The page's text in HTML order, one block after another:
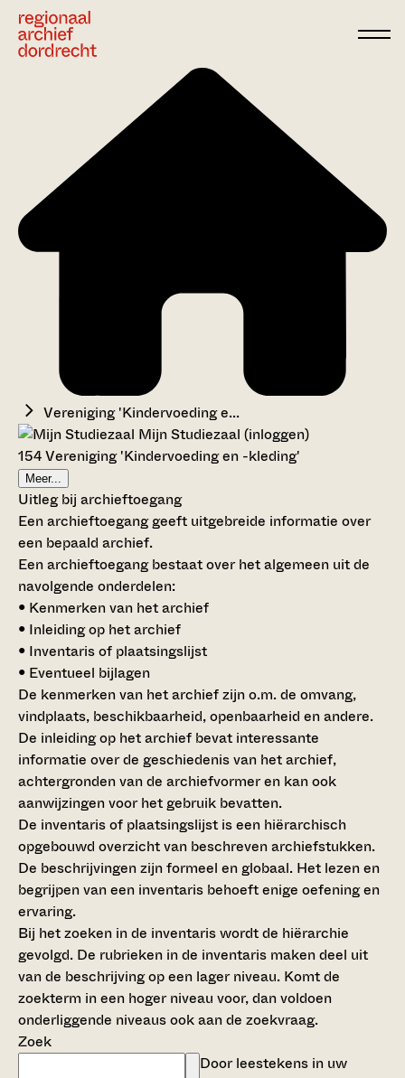
Vereniging 'Kindervoeding e...
Mijn Studiezaal (inloggen)
154 Vereniging 'Kindervoeding en -kleding'
Meer...
Uitleg bij archieftoegang
Een archieftoegang geeft uitgebreide informatie over
een bepaald archief.
Een archieftoegang bestaat over het algemeen uit de
navolgende onderdelen:
• Kenmerken van het archief
• Inleiding op het archief
• Inventaris of plaatsingslijst
• Eventueel bijlagen
De kenmerken van het archief zijn o.m. de omvang,
vindplaats, beschikbaarheid, openbaarheid en andere.
De inleiding op het archief bevat interessante
informatie over de geschiedenis van het archief,
achtergronden van de archiefvormer en kan ook
aanwijzingen voor het gebruik bevatten.
De inventaris of plaatsingslijst is een hiërarchisch
opgebouwd overzicht van beschreven archiefstukken.
De beschrijvingen zijn formeel en globaal. Het lezen en
begrijpen van een inventaris behoeft enige oefening en
ervaring.
Bij het zoeken in de inventaris wordt de hiërarchie
gevolgd. De rubrieken in de inventaris maken deel uit
van de beschrijving op een lager niveau. Komt de
zoekterm in een hoger niveau voor, dan voldoen
onderliggende niveaus ook aan de zoekvraag.
Zoek
Door leestekens in uw